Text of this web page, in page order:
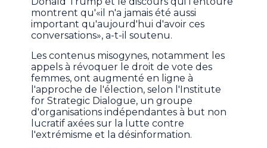
montrent qu'«il n'a jamais été aussi
important qu'aujourd'hui d'avoir ces
conversations», a-t-il soutenu.
Les contenus misogynes, notamment les
appels à révoquer le droit de vote des
femmes, ont augmenté en ligne à
l'approche de l'élection, selon l'Institute
for Strategic Dialogue, un groupe
d'organisations indépendantes à but non
lucratif axées sur la lutte contre
l'extrémisme et la désinformation.